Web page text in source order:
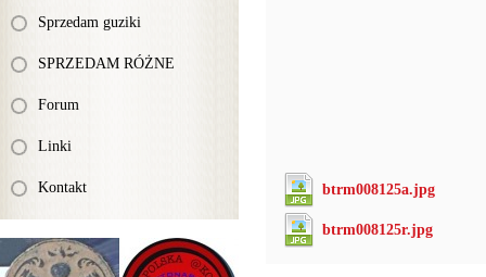
Sprzedam guziki
SPRZEDAM RÓŻNE
Forum
Linki
Kontakt btrm008125a.jpg
btrm008125r.jpg